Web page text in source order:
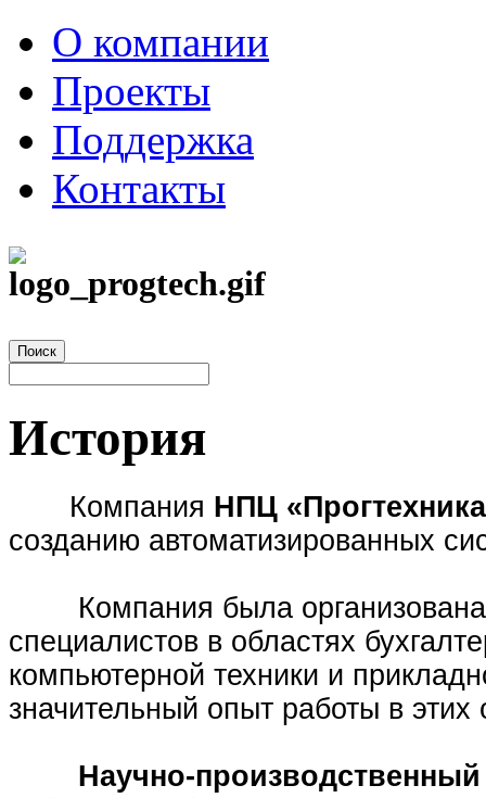
О компании
Проекты
Поддержка
Контакты
История
Компания НПЦ
созданию автоматизированных
Компания была организована
специалистов в областях
компьютерной техники и
значительный опыт работы в этих
Научно-производственный